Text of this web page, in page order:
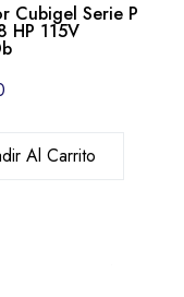
Cubigel Serie P
HP 115V
Al Carrito